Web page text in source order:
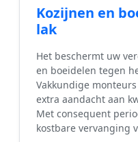
Kozijnen en
lak
Het beschermt uw
en boeidelen tegen
Vakkundige
extra aandacht aan
Met consequent
kostbare vervanging